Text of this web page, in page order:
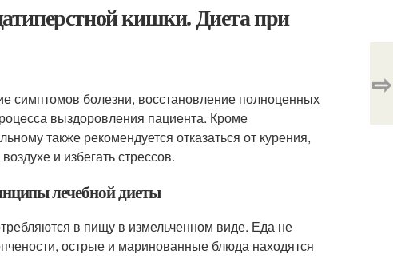
кишки. Диета при
симптомов болезни, восстановление полноценных
выздоровления пациента. Кроме
также рекомендуется отказаться от курения,
и избегать стрессов.
лечебной диеты
в пищу в измельченном виде. Еда не
острые и маринованные блюда находятся
⇨